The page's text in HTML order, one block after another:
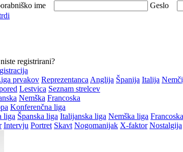
ime Geslo
registrirani?
prvakov Reprezentanca Anglija Španija Italija
Lestvica Seznam strelcev
Nemška Francoska
Konferenčna liga
liga Španska liga Italijanska liga Nemška liga
Intervju Portret Skavt Nogomanijak X-faktor Nostalgija